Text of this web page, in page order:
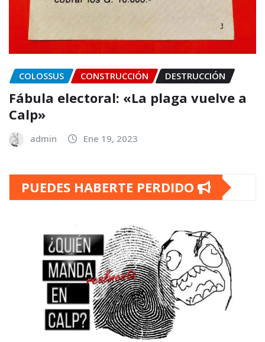
COLOSSUS CONSTRUCCIÓN DESTRUCCIÓN
Fábula electoral: «La plaga vuelve a
Calp»
admin Ene 19, 2023
PUEDES HABERTE PERDIDO